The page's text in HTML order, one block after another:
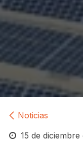
Noticias
15 de diciembre